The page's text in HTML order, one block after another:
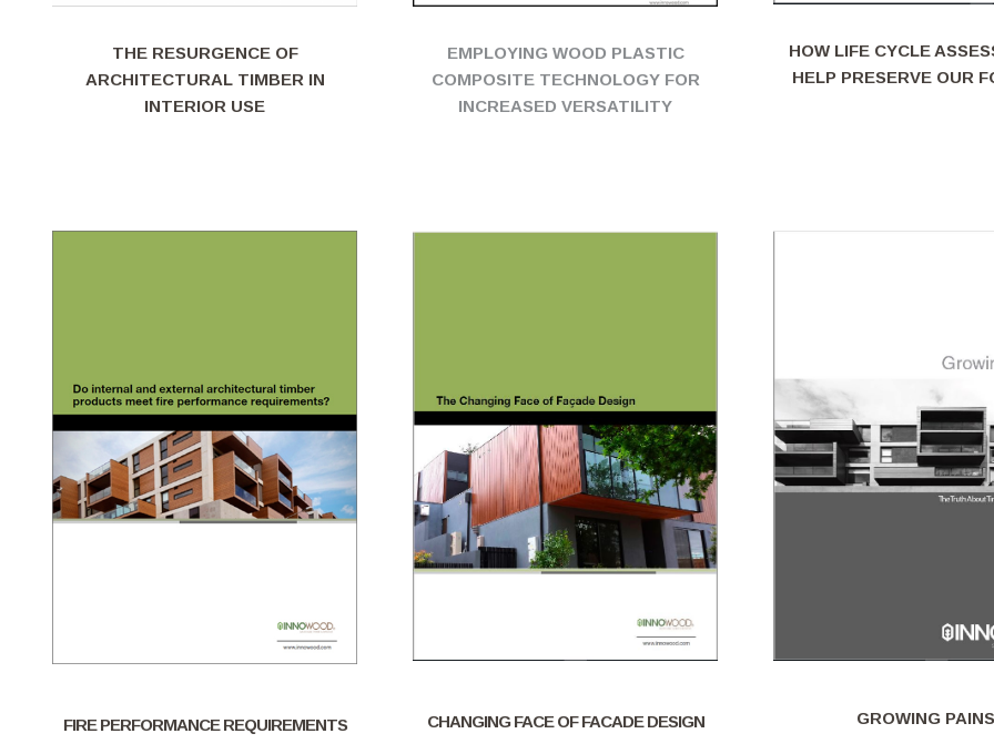
THE RESURGENCE OF
ARCHITECTURAL TIMBER IN
INTERIOR USE
EMPLOYING WOOD PLASTIC
COMPOSITE TECHNOLOGY FOR
INCREASED VERSATILITY
HOW LIFE CYCLE
HELP PRESERVE OUR
FIRE PERFORMANCE REQUIREMENTS CHANGING FACE OF FACADE DESIGN GROWING PAINS